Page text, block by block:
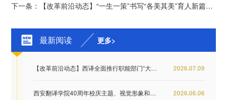
下一条：【改革前沿动态】“一生一策”书写“各美其美”育人新篇：让天赋被看见
最新阅读 更多>
2026.07.09
【改革前沿动态】西译全面推行职能部门“大部...
2026.06.06
西安翻译学院40周年校庆主题、视觉形象和纪念...